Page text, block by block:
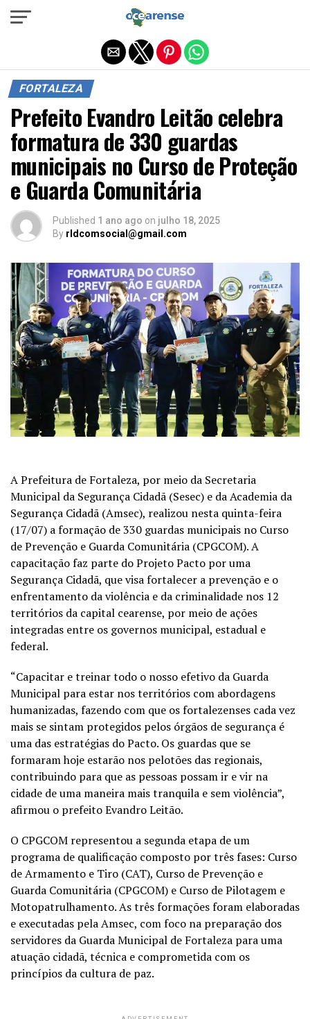
FORTALEZA
Prefeito Evandro Leitão celebra
formatura de 330 guardas
municipais no Curso de Proteção
e Guarda Comunitária
Published 1 ano ago on julho 18, 2025
By rldcomsocial@gmail.com
A Prefeitura de Fortaleza, por meio da Secretaria
Municipal da Segurança Cidadã (Sesec) e da Academia da
Segurança Cidadã (Amsec), realizou nesta quinta-feira
(17/07) a formação de 330 guardas municipais no Curso
de Prevenção e Guarda Comunitária (CPGCOM). A
capacitação faz parte do Projeto Pacto por uma
Segurança Cidadã, que visa fortalecer a prevenção e o
enfrentamento da violência e da criminalidade nos 12
territórios da capital cearense, por meio de ações
integradas entre os governos municipal, estadual e
federal.
“Capacitar e treinar todo o nosso efetivo da Guarda
Municipal para estar nos territórios com abordagens
humanizadas, fazendo com que os fortalezenses cada vez
mais se sintam protegidos pelos órgãos de segurança é
uma das estratégias do Pacto. Os guardas que se
formaram hoje estarão nos pelotões das regionais,
contribuindo para que as pessoas possam ir e vir na
cidade de uma maneira mais tranquila e sem violência”,
afirmou o prefeito Evandro Leitão.
O CPGCOM representou a segunda etapa de um
programa de qualificação composto por três fases: Curso
de Armamento e Tiro (CAT), Curso de Prevenção e
Guarda Comunitária (CPGCOM) e Curso de Pilotagem e
Motopatrulhamento. As três formações foram elaboradas
e executadas pela Amsec, com foco na preparação dos
servidores da Guarda Municipal de Fortaleza para uma
atuação cidadã, técnica e comprometida com os
princípios da cultura de paz.
Sair da versão mobile